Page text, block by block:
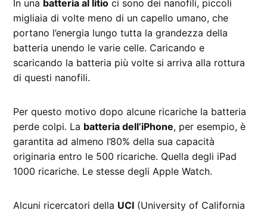
In una batteria al litio ci sono dei nanofili, piccoli
migliaia di volte meno di un capello umano, che
portano l’energia lungo tutta la grandezza della
batteria unendo le varie celle. Caricando e
scaricando la batteria più volte si arriva alla rottura
di questi nanofili.
Per questo motivo dopo alcune ricariche la batteria
perde colpi. La batteria dell’iPhone, per esempio, è
garantita ad almeno l’80% della sua capacità
originaria entro le 500 ricariche. Quella degli iPad
1000 ricariche. Le stesse degli Apple Watch.
Alcuni ricercatori della UCI (University of California